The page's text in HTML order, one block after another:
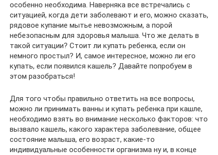
особенно необходима. Наверняка все встречались с
ситуацией, когда дети заболевают и его, можно сказать,
рядовое купание мытье невозможным, а порой
небезопасным для здоровья малыша. Что же делать в
такой ситуации? Стоит ли купать ребенка, если он
немного простыл? И, самое интересное, можно ли его
купать, если появился кашель? Давайте попробуем в
этом разобраться!
Для того чтобы правильно ответить на все вопросы,
можно ли принимать ванны и купать ребенка при кашле,
необходимо взять во внимание несколько факторов: что
вызвало кашель, какого характера заболевание, общее
состояние малыша, его возраст, какие-то
индивидуальные особенности организма ну и, в конце